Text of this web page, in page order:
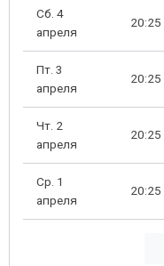
Сб. 4
апреля
20:25
Пт. 3
апреля
20:25
Чт. 2
апреля
20:25
Ср. 1
апреля
20:25